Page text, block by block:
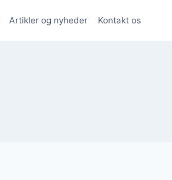
Artikler og nyheder Kontakt os